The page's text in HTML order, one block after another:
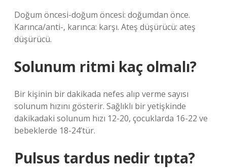
Doğum öncesi-doğum öncesi: doğumdan önce.
Karınca/anti-, karınca: karşı. Ateş düşürücü: ateş
düşürücü.
Solunum ritmi kaç olmalı?
Bir kişinin bir dakikada nefes alıp verme sayısı
solunum hızını gösterir. Sağlıklı bir yetişkinde
dakikadaki solunum hızı 12-20, çocuklarda 16-22 ve
bebeklerde 18-24’tür.
Pulsus tardus nedir tıpta?